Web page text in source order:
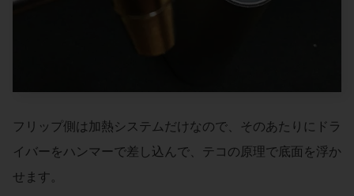
フリップ側は加熱システムだけなので、そのあたりにドラ
イバーをハンマーで差し込んで、テコの原理で底面を浮か
せます。